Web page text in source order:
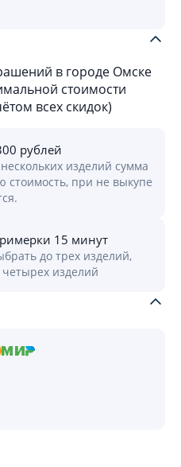
в городе Омске
стоимости
всех скидок)
рублей
изделий сумма
стоимость, при не выкупе
15 минут
до трех изделий,
изделий